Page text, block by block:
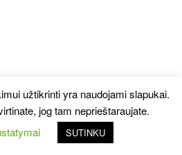
užtikrinti yra naudojami slapukai.
jog tam neprieštaraujate.
SUTINKU